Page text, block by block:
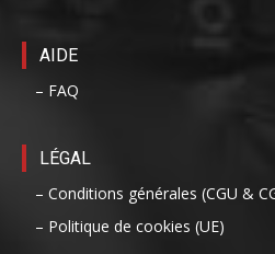
AIDE
– FAQ
LÉGAL
– Conditions générales (CGU &
– Politique de cookies (UE)